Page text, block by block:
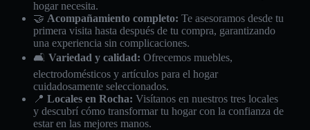
hogar necesita.
🤝 Acompañamiento completo: Te asesoramos desde tu
primera visita hasta después de tu compra, garantizando
una experiencia sin complicaciones.
🛋️ Variedad y calidad: Ofrecemos muebles,
electrodomésticos y artículos para el hogar
cuidadosamente seleccionados.
📍 Locales en Rocha: Visítanos en nuestros tres locales
y descubrí cómo transformar tu hogar con la confianza de
estar en las mejores manos.